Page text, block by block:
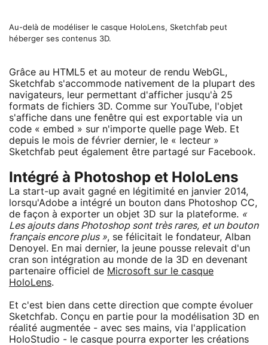
Au-delà de modéliser le casque HoloLens, Sketchfab peut
héberger ses contenus 3D.
Grâce au HTML5 et au moteur de rendu WebGL,
Sketchfab s'accommode nativement de la plupart des
navigateurs, leur permettant d'afficher jusqu'à 25
formats de fichiers 3D. Comme sur YouTube, l'objet
s'affiche dans une fenêtre qui est exportable via un
code « embed » sur n'importe quelle page Web. Et
depuis le mois de février dernier, le « lecteur »
Sketchfab peut également être partagé sur Facebook.
Intégré à Photoshop et HoloLens
La start-up avait gagné en légitimité en janvier 2014,
lorsqu'Adobe a intégré un bouton dans Photoshop CC,
de façon à exporter un objet 3D sur la plateforme. «
Les ajouts dans Photoshop sont très rares, et un bouton
français encore plus », se félicitait le fondateur, Alban
Denoyel. En mai dernier, la jeune pousse relevait d'un
cran son intégration au monde de la 3D en devenant
partenaire officiel de Microsoft sur le casque
HoloLens.
Et c'est bien dans cette direction que compte évoluer
Sketchfab. Conçu en partie pour la modélisation 3D en
réalité augmentée - avec ses mains, via l'application
HoloStudio - le casque pourra exporter les créations